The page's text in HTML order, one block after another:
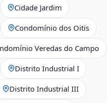
Cidade Jardim
Condomínio dos Oitis
Veredas do Campo
Distrito Industrial I
Distrito Industrial III